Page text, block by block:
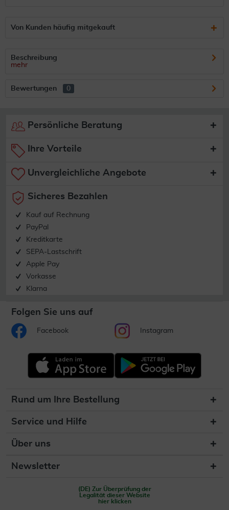
Von Kunden häufig mitgekauft
Beschreibung
mehr
Bewertungen 0
Persönliche Beratung
Ihre Vorteile
Unvergleichliche Angebote
Sicheres Bezahlen
Kauf auf Rechnung
PayPal
Kreditkarte
SEPA-Lastschrift
Apple Pay
Vorkasse
Klarna
Folgen Sie uns auf
Facebook Instagram
Rund um Ihre Bestellung
Service und Hilfe
Über uns
Newsletter
(DE) Zur Überprüfung der
Legalität dieser Website
hier klicken